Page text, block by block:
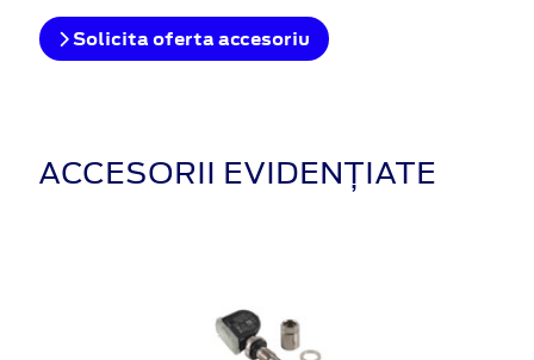
Solicita oferta accesoriu
ACCESORII EVIDENȚIATE